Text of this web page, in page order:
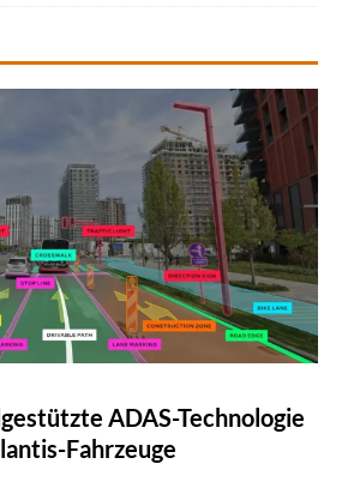
ADAS-Technologie
Fahrzeuge